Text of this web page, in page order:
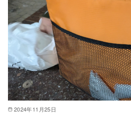
2024年11月25日